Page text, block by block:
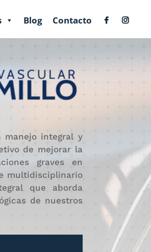
Blog Contacto
manejo integral y
de mejorar la
graves en
multidisciplinario
que aborda
de nuestros